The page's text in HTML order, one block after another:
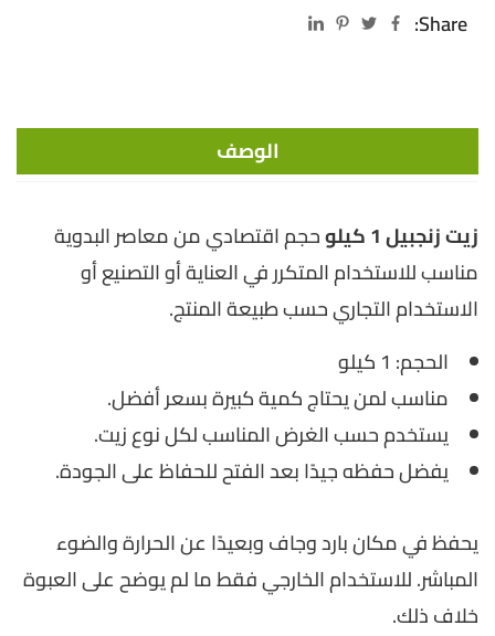
Share:
الوصف
زيت زنجبيل 1 كيلو
حجم اقتصادي من معاصر البدوية
مناسب للاستخدام المتكرر في العناية أو التصنيع أو
الاستخدام التجاري حسب طبيعة المنتج.
الحجم: 1 كيلو
مناسب لمن يحتاج كمية كبيرة بسعر أفضل.
يستخدم حسب الغرض المناسب لكل نوع زيت.
يفضل حفظه جيدًا بعد الفتح للحفاظ على الجودة.
يحفظ في مكان بارد وجاف وبعيدًا عن الحرارة والضوء
المباشر. للاستخدام الخارجي فقط ما لم يوضح على العبوة
خلاف ذلك.